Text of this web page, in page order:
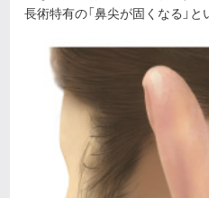
長術特有の「鼻尖が固くなる」